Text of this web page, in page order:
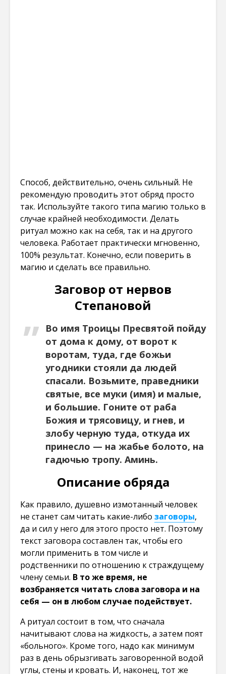
Способ, действительно, очень сильный. Не
рекомендую проводить этот обряд просто
так. Используйте такого типа магию только в
случае крайней необходимости. Делать
ритуал можно как на себя, так и на другого
человека. Работает практически мгновенно,
100% результат. Конечно, если поверить в
магию и сделать все правильно.
Заговор от нервов
Степановой
Во имя Троицы Пресвятой пойду
от дома к дому, от ворот к
воротам, туда, где божьи
угодники стояли да людей
спасали. Возьмите, праведники
святые, все муки (имя) и малые,
и большие. Гоните от раба
Божия и трясовицу, и гнев, и
злобу черную туда, откуда их
принесло — на жабье болото, на
гадючью тропу. Аминь.
Описание обряда
Как правило, душевно измотанный человек
не станет сам читать какие-либо заговоры,
да и сил у него для этого просто нет. Поэтому
текст заговора составлен так, чтобы его
могли применить в том числе и
родственники по отношению к страждущему
члену семьи. В то же время, не
возбраняется читать слова заговора и на
себя — он в любом случае подействует.
А ритуал состоит в том, что сначала
начитывают слова на жидкость, а затем поят
«больного». Кроме того, надо как минимум
раз в день обрызгивать заговоренной водой
углы, стены и кровать. И, наконец, тот же